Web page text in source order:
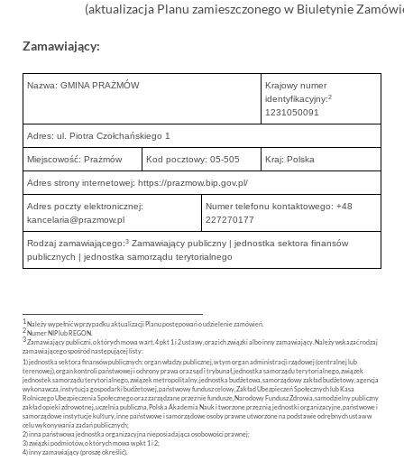
(aktualizacja Planu zamieszczonego w Biuletynie
Zamawiający:
Nazwa: GMINA PRAŻMÓW
Krajowy numer
identyfikacyjny:2
1231050091
Adres: ul. Piotra Czołchańskiego 1
Miejscowość: Prażmów Kod pocztowy: 05-505 Kraj: Polska
Adres strony internetowej: https://prazmow.bip.gov.pl/
Adres poczty elektronicznej:
kancelaria@prazmow.pl
Numer telefonu kontaktowego: +48
227270177
Rodzaj zamawiającego:3 Zamawiający publiczny | jednostka sektora finansów
publicznych | jednostka samorządu terytorialnego
1 Należy wypełnić w przypadku aktualizacji Planu postępowań o udzielenie zamówień.
2 Numer NIP lub REGON.
3Zamawiający publiczni, o których mowa w art. 4 pkt 1 i 2 ustawy, oraz ich związki albo inny zamawiający. Należy wskazać rodzaj
zamawiającego spośród następującej listy:
1) jednostka sektora finansów publicznych: organ władzy publicznej, w tym organ administracji rządowej (centralnej lub
terenowej), organ kontroli państwowej i ochrony prawa oraz sąd i trybunał, jednostka samorządu terytorialnego, związek
jednostek samorządu terytorialnego, związek metropolitalny, jednostka budżetowa, samorządowy zakład budżetowy, agencja
wykonawcza, instytucja gospodarki budżetowej, państwowy fundusz celowy, Zakład Ubezpieczeń Społecznych lub Kasa
Rolniczego Ubezpieczenia Społecznego oraz zarządzane przez nie fundusze, Narodowy Fundusz Zdrowia, samodzielny publiczny
zakład opieki zdrowotnej, uczelnia publiczna, Polska Akademia Nauk i tworzone przez nią jednostki organizacyjne, państwowe i
samorządowe instytucje kultury, inne państwowe i samorządowe osoby prawne utworzone na podstawie odrębnych ustaw w
celu wykonywania zadań publicznych;
2) inna państwowa jednostka organizacyjna nieposiadająca osobowości prawnej;
3) związki podmiotów, o których mowa w pkt 1 i 2;
4) inny zamawiający (proszę określić).